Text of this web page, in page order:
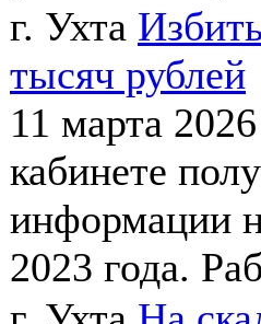
г. Ухта
тысяч рублей
11 марта 2026
кабинете
информации
2023 года.